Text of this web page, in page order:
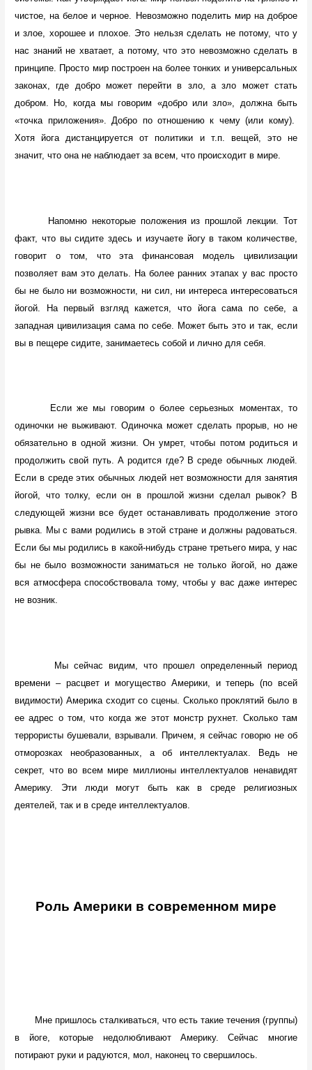
чистое, на белое и черное. Невозможно поделить мир на доброе
и злое, хорошее и плохое. Это нельзя сделать не потому, что у
нас знаний не хватает, а потому, что это невозможно сделать в
принципе. Просто мир построен на более тонких и универсальных
законах, где добро может перейти в зло, а зло может стать
добром. Но, когда мы говорим «добро или зло», должна быть
«точка приложения». Добро по отношению к чему (или кому).
Хотя йога дистанцируется от политики и т.п. вещей, это не
значит, что она не наблюдает за всем, что происходит в мире.
Напомню некоторые положения из прошлой лекции. Тот
факт, что вы сидите здесь и изучаете йогу в таком количестве,
говорит о том, что эта финансовая модель цивилизации
позволяет вам это делать. На более ранних этапах у вас просто
бы не было ни возможности, ни сил, ни интереса интересоваться
йогой. На первый взгляд кажется, что йога сама по себе, а
западная цивилизация сама по себе. Может быть это и так, если
вы в пещере сидите, занимаетесь собой и лично для себя.
Если же мы говорим о более серьезных моментах, то
одиночки не выживают. Одиночка может сделать прорыв, но не
обязательно в одной жизни. Он умрет, чтобы потом родиться и
продолжить свой путь. А родится где? В среде обычных людей.
Если в среде этих обычных людей нет возможности для занятия
йогой, что толку, если он в прошлой жизни сделал рывок? В
следующей жизни все будет останавливать продолжение этого
рывка. Мы с вами родились в этой стране и должны радоваться.
Если бы мы родились в какой-нибудь стране третьего мира, у нас
бы не было возможности заниматься не только йогой, но даже
вся атмосфера способствовала тому, чтобы у вас даже интерес
не возник.
Мы сейчас видим, что прошел определенный период
времени – расцвет и могущество Америки, и теперь (по всей
видимости) Америка сходит со сцены. Сколько проклятий было в
ее адрес о том, что когда же этот монстр рухнет. Сколько там
террористы бушевали, взрывали. Причем, я сейчас говорю не об
отморозках необразованных, а об интеллектуалах. Ведь не
секрет, что во всем мире миллионы интеллектуалов ненавидят
Америку. Эти люди могут быть как в среде религиозных
деятелей, так и в среде интеллектуалов.
Роль Америки в современном мире
Мне пришлось сталкиваться, что есть такие течения (группы)
в йоге, которые недолюбливают Америку. Сейчас многие
потирают руки и радуются, мол, наконец то свершилось.